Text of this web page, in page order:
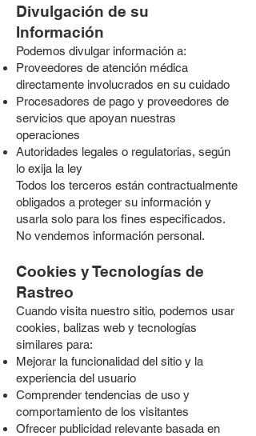
Divulgación de su
Información
Podemos divulgar información a:
Proveedores de atención médica
directamente involucrados en su cuidado
Procesadores de pago y proveedores de
servicios que apoyan nuestras
operaciones
Autoridades legales o regulatorias, según
lo exija la ley
Todos los terceros están contractualmente
obligados a proteger su información y
usarla solo para los fines especificados.
No vendemos información personal.
Cookies y Tecnologías de
Rastreo
Cuando visita nuestro sitio, podemos usar
cookies, balizas web y tecnologías
similares para:
Mejorar la funcionalidad del sitio y la
experiencia del usuario
Comprender tendencias de uso y
comportamiento de los visitantes
Ofrecer publicidad relevante basada en